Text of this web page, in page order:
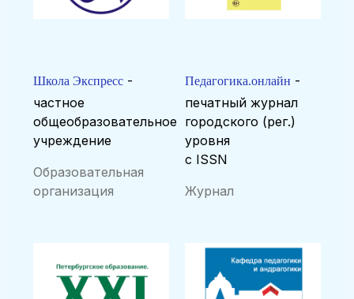
Школа Экспресс -
частное
общеобразовательное
учреждение
Образовательная
организация
Педагогика.онлайн -
печатный журнал
городского (рег.)
уровня
с ISSN
Журнал